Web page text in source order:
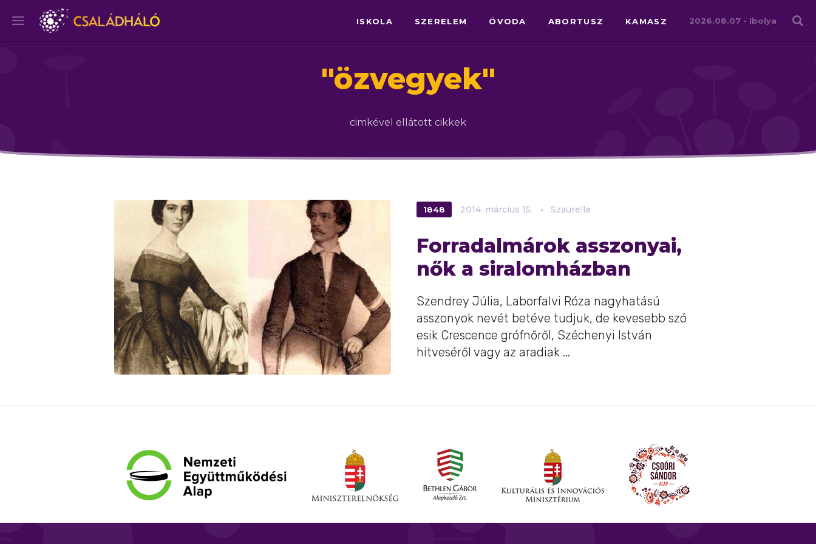
ISKOLA SZERELEM ÓVODA ABORTUSZ KAMASZ 2026.08.07 - Ibolya
"özvegyek"
cimkével ellátott cikkek
1848 2014. március 15. Szaurella
Forradalmárok asszonyai,
nők a siralomházban
Szendrey Júlia, Laborfalvi Róza nagyhatású
asszonyok nevét betéve tudjuk, de kevesebb szó
esik Crescence grófnőről, Széchenyi István
hitveséről vagy az aradiak ...